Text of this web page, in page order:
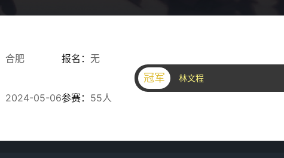
合肥
2024-05-06
报名： 无
参赛： 55人
冠军 林文程